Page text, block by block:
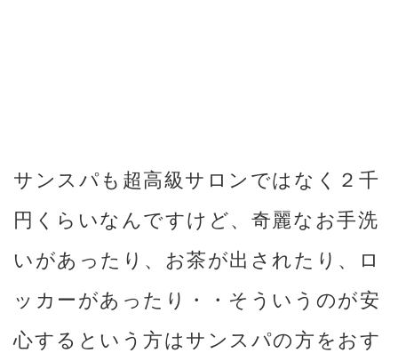
サンスパも超高級サロンではなく２千
円くらいなんですけど、奇麗なお手洗
いがあったり、お茶が出されたり、ロ
ッカーがあったり・・そういうのが安
心するという方はサンスパの方をおす